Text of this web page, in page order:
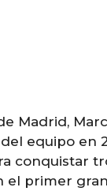
Madrid,
equipo en
conquistar
el primer